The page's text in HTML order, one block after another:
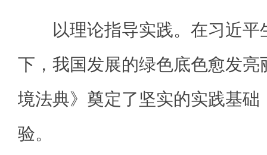
以理论指导实践。在习近平
下，我国发展的绿色底色愈发亮
境法典》奠定了坚实的实践基础
验。